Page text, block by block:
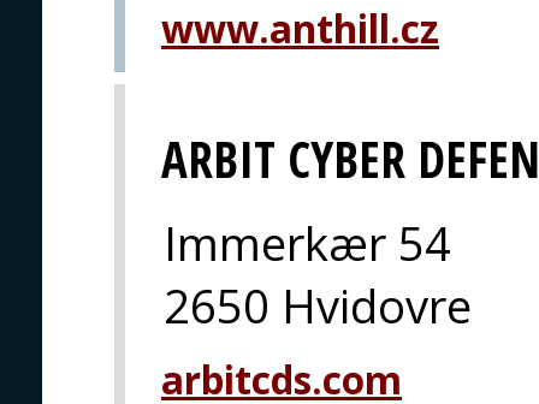
www.anthill.cz
ARBIT CYBER
Immerkær 54
2650 Hvidovre
arbitcds.com